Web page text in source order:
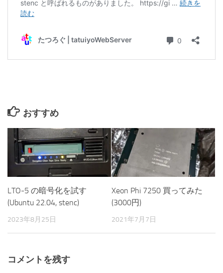
おすすめ
LTO-5 の暗号化を試す
(Ubuntu 22.04, stenc)
2023年8月25日
Xeon Phi 7250 買ってみた
(3000円)
2021年7月7日
コメントを残す